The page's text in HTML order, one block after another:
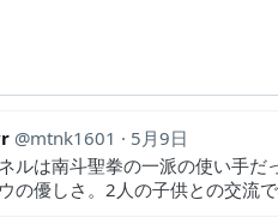
mtnk1601
5月9日
ルは南斗聖拳の一派の使い手
の優しさ。2人の子供との交流